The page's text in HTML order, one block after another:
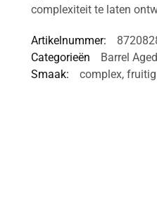
complexiteit te laten
Artikelnummer:
Categorieën
Barrel Aged
Smaak:
complex, fruitig